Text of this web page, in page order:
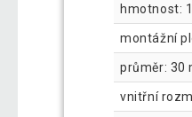
hmotnost:
montážní
průměr: 30
vnitřní